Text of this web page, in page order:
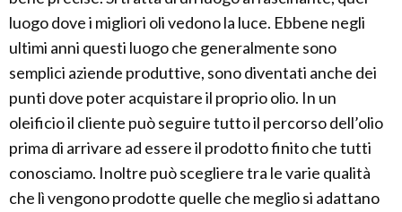
luogo dove i migliori oli vedono la luce. Ebbene negli
ultimi anni questi luogo che generalmente sono
semplici aziende produttive, sono diventati anche dei
punti dove poter acquistare il proprio olio. In un
oleificio il cliente può seguire tutto il percorso dell’olio
prima di arrivare ad essere il prodotto finito che tutti
conosciamo. Inoltre può scegliere tra le varie qualità
che lì vengono prodotte quelle che meglio si adattano